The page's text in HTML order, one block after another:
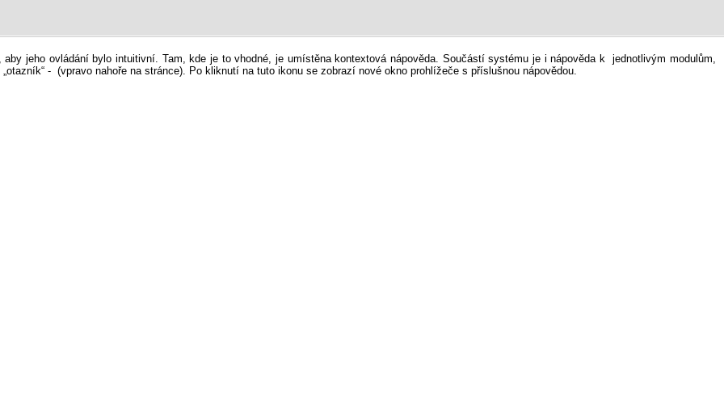
jeho ovládání bylo intuitivní. Tam, kde je to vhodné, je umístěna kontextová nápověda. Součástí systému je i nápověda k jednotlivým modulům,
- (vpravo nahoře na stránce). Po kliknutí na tuto ikonu se zobrazí nové okno prohlížeče s příslušnou nápovědou.